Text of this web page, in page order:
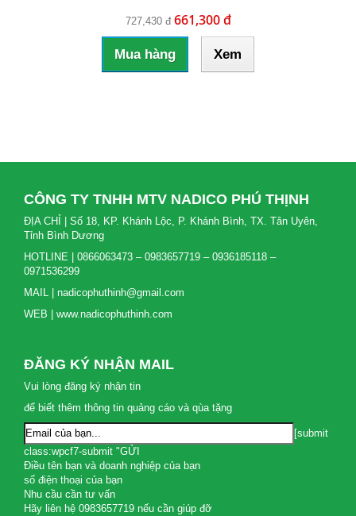
727,430 đ 661,300 đ
Mua hàng Xem
CÔNG TY TNHH MTV NADICO PHÚ THỊNH
ĐỊA CHỈ | Số 18, KP. Khánh Lộc, P. Khánh Bình, TX. Tân Uyên,
Tỉnh Bình Dương
HOTLINE | 0866063473 – 0983657719 – 0936185118 –
0971536299
MAIL | nadicophuthinh@gmail.com
WEB | www.nadicophuthinh.com
ĐĂNG KÝ NHẬN MAIL
Vui lòng đăng ký nhận tin
để biết thêm thông tin quảng cáo và qùa tặng
[submit
class:wpcf7-submit "GỬI
Điều tên bạn và doanh nghiệp của bạn
số điện thoại của bạn
Nhu cầu cần tư vấn
Hãy liên hệ 0983657719 nếu cần giúp đỡ